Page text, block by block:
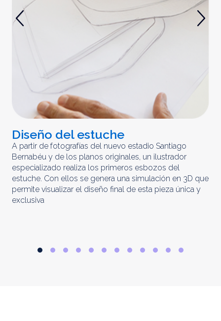
Diseño del estuche
A partir de fotografías del nuevo estadio Santiago
Bernabéu y de los planos originales, un ilustrador
especializado realiza los primeros esbozos del
estuche. Con ellos se genera una simulación en 3D que
permite visualizar el diseño final de esta pieza única y
exclusiva